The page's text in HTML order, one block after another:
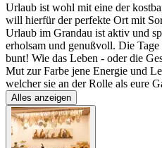
Urlaub ist wohl mit eine der
will hierfür der perfekte Ort mit
Urlaub im Grandau ist aktiv und
erholsam und genußvoll. Die
bunt! Wie das Leben - oder die
Mut zur Farbe jene Energie und
welcher sie an der Rolle als eure
Alles anzeigen